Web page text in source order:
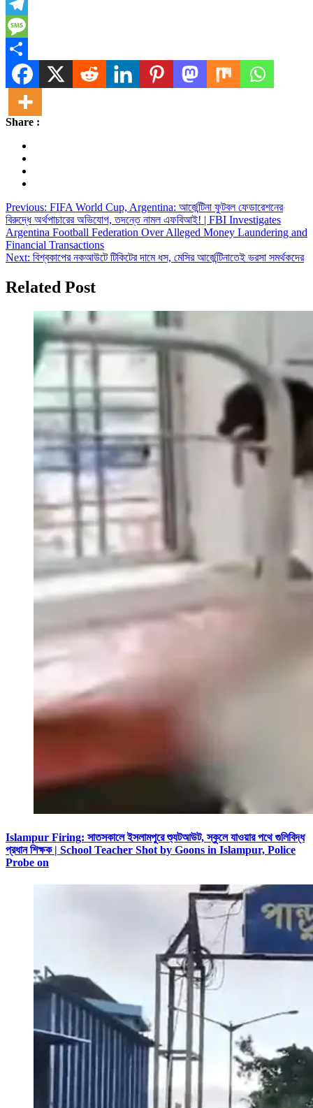
X
Telegram
Message
Share
Share :
Post
navigation
Previous: FIFA World Cup, Argentina: আর্জেন্টিনা ফুটবল ফেডারেশনের
বিরুদ্ধে অর্থপাচারের অভিযোগ, তদন্তে নামল এফবিআই! | FBI Investigates
Argentina Football Federation Over Alleged Money Laundering and
Financial Transactions
Next: বিশ্বকাপের নকআউটে টিকিটের দামে ধস, মেসির আর্জেন্টিনাতেই ভরসা সমর্থকদের
Related Post
Islampur Firing: সাতসকালে ইসলামপুরে শ্যুটআউট, স্কুলে যাওয়ার পথে গুলিবিদ্ধ
প্রধান শিক্ষক | School Teacher Shot by Goons in Islampur, Police
Probe on